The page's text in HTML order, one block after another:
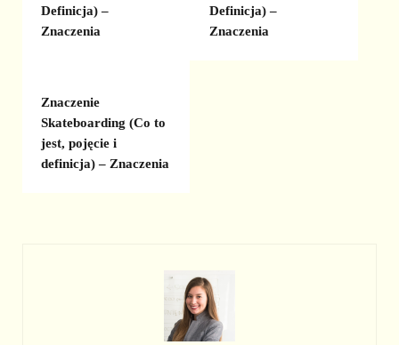
Definicja) –
Znaczenia
Definicja) –
Znaczenia
Znaczenie
Skateboarding (Co to
jest, pojęcie i
definicja) – Znaczenia